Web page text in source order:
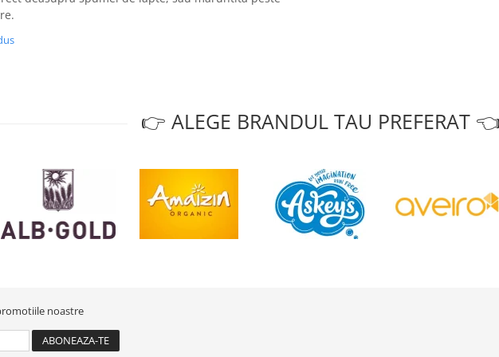
👉 ALEGE BRANDUL TAU PREFERAT
noastre